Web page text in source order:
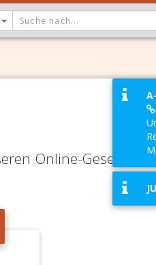
DROPDOWN: GEWÄHLTER
Online-Gesetze-